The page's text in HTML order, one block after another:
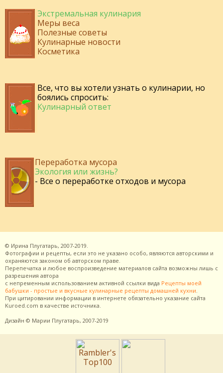
Экстремальная кулинария
Меры веса
Полезные советы
Кулинарные новости
Косметика
Все, что вы хотели узнать о кулинарии, но
боялись спросить:
Кулинарный ответ
Переработка мусора
Экология или жизнь?
- Все о переработке отходов и мусора
© Ирина Плугатарь, 2007-2019.
Фотографии и рецепты, если это не указано особо, являются авторскими и
охраняются законом об авторском праве.
Перепечатка и любое воспроизведение материалов сайта возможны лишь с
разрешения автора
с непременным использованием активной ссылки вида Рецепты моей
бабушки - простые и вкусные кулинарные рецепты домашней кухни
При цитировании информации в интернете обязательно указание сайта
Kuroed.com в качестве источника.
Дизайн © Марии Плугатарь, 2007-2019